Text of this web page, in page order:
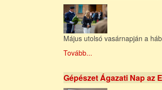
Május utolsó vasárnapján a
Tovább...
Gépészet Ágazati Nap az